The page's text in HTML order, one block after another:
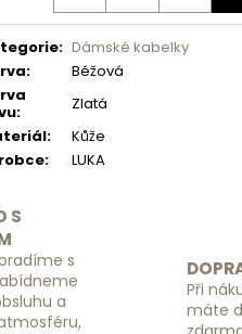
: Dámské kabelky
:
Béžová
:
Zlatá
:
Kůže
: LUKA
S
s
a
Při
máte